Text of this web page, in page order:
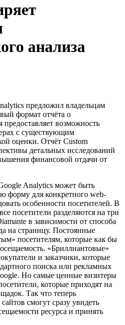
анализа
предложил владельцам
формат отчёта о
возможность
с существующим
оценки. Отчёт Custom
детальных исследований
финансовой отдачи от
Analytics может быть
форму для конкретного web-
особенности посетителей. В
посетители разделяются на три
в зависимости от способа
на страницу. Постоянные
посетителям, которые как бы
«Бриллиантовые»
и заказчики, которые
поиска или рекламных
Но самые ценные визитеры
которые приходят на
Так что теперь
смогут сразу увидеть
ресурса и принять